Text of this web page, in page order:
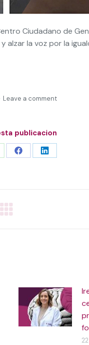
Ciudadano de
alzar la voz por la
Leave a comment
publicacion
Share Share